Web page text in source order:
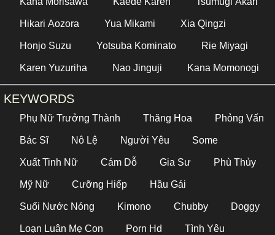
Hikari Aozora Yua Mikami Xia Qingzi
Honjo Suzu Yotsuba Kominato Rie Miyagi
Karen Yuzuriha Nao Jinguji Kana Momonogi
KEYWORDS
Phụ Nữ Trưởng Thành Thăng Hoa Phỏng Vấn
Bác Sĩ Nô Lệ Người Yêu Some
Xuất Tinh Nữ Cám Dỗ Gia Sư Phù Thủy
Mỹ Nữ Cưỡng Hiếp Hầu Gái
Suối Nước Nóng Kimono Chubby Doggy
Loạn Luân Mẹ Con Porn Hd Tình Yêu